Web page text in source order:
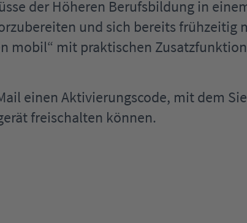
der Höheren Berufsbildung in
und sich bereits frühzeitig
mobil“ mit praktischen
einen Aktivierungscode, mit dem
freischalten können.